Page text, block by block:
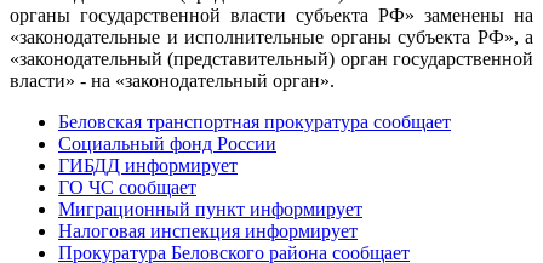
органы государственной власти субъекта РФ» заменены на
«законодательные и исполнительные органы субъекта РФ», а
«законодательный (представительный) орган государственной
власти» - на «законодательный орган».
Беловская транспортная прокуратура сообщает
Социальный фонд России
ГИБДД информирует
ГО ЧС сообщает
Миграционный пункт информирует
Налоговая инспекция информирует
Прокуратура Беловского района сообщает